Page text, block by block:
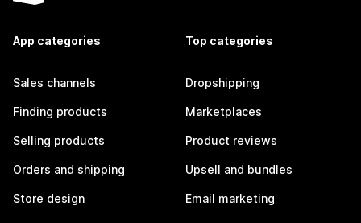
App categories
Sales channels
Finding products
Selling products
Orders and shipping
Store design
Top categories
Dropshipping
Marketplaces
Product reviews
Upsell and bundles
Email marketing